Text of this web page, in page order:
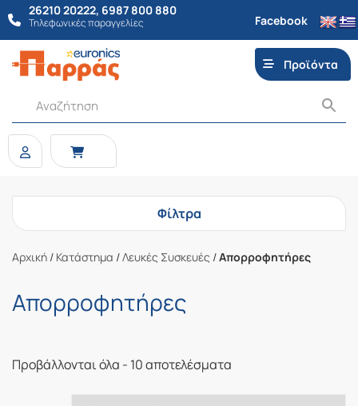
26210 20222, 6987 800 880
Τηλεφωνικές παραγγελίες Facebook
Προϊόντα
Φίλτρα
Αρχική / Κατάστημα /Λευκές Συσκευές /Απορροφητήρες
Απορροφητήρες
Προβάλλονται όλα - 10 αποτελέσματα